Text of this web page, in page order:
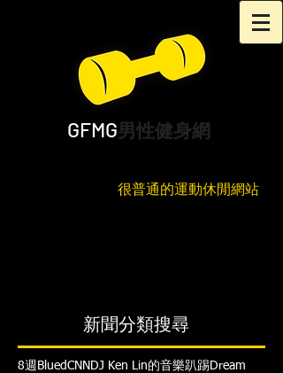
GFMG男性健身網
很普通的運動休閒網站
新聞分類搜尋
8週 BluedCNN DJ Ken Lin的音樂趴踢 Dream